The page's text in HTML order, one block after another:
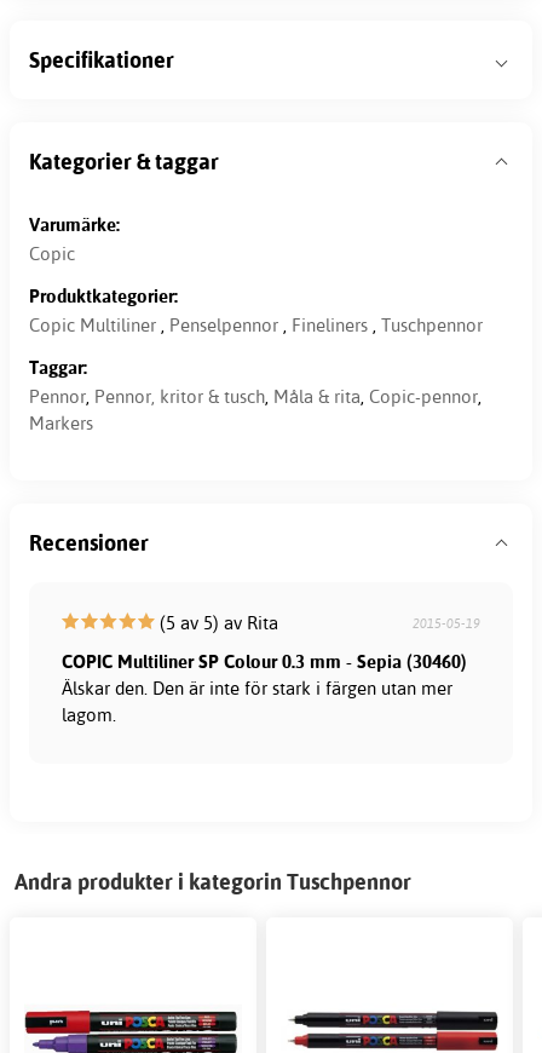
Specifikationer
Kategorier & taggar
Varumärke:
Copic
Produktkategorier:
Copic Multiliner
Penselpennor Fineliners Tuschpennor
Taggar:
Pennor Pennor, kritor & tusch Måla & rita Copic-pennor
Markers
Recensioner
(5 av 5) av Rita 2015-05-19
COPIC Multiliner SP Colour 0.3 mm - Sepia (30460)
Älskar den. Den är inte för stark i färgen utan mer
lagom.
Andra produkter i kategorin Tuschpennor